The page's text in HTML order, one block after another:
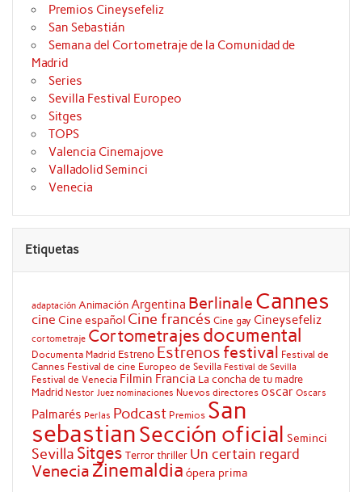
Premios Cineysefeliz
San Sebastián
Semana del Cortometraje de la Comunidad de
Madrid
Series
Sevilla Festival Europeo
Sitges
TOPS
Valencia Cinemajove
Valladolid Seminci
Venecia
Etiquetas
adaptación AnimaciónArgentina Berlinale Cannes
cine Cine español Cine francés Cine gay Cineysefeliz
cortometraje Cortometrajes documental
Documenta Madrid Estreno Estrenos festival Festival de
Cannes Festival de cine Europeo de Sevilla Festival de Sevilla
Festival de Venecia Filmin Francia La concha de tu madre
Madrid Nestor Juez nominaciones Nuevos directores oscar Oscars
Palmarés Perlas Podcast Premios San
sebastianSección oficial Seminci
Sevilla Sitges Terrorthriller Un certain regard
Venecia Zinemaldia ópera prima